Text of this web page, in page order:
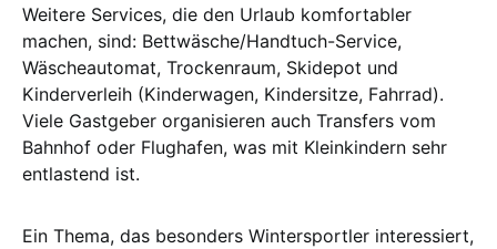
Weitere Services, die den Urlaub komfortabler
machen, sind: Bettwäsche/Handtuch-Service,
Wäscheautomat, Trockenraum, Skidepot und
Kinderverleih (Kinderwagen, Kindersitze, Fahrrad).
Viele Gastgeber organisieren auch Transfers vom
Bahnhof oder Flughafen, was mit Kleinkindern sehr
entlastend ist.
Ein Thema, das besonders Wintersportler interessiert,